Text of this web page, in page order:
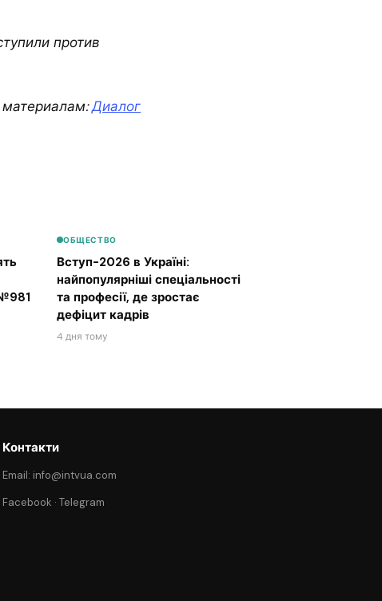
против
Диалог
ОБЩЕСТВО
Вступ-2026 в Україні:
найпопулярніші спеціальності
та професії, де зростає
дефіцит кадрів
4 дня тому
Контакти
Email: info@intvua.com
Facebook ·Telegram